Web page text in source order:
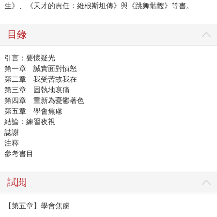
生》、《天才的責任：維根斯坦傳》與《跳舞骷髏》等書。
目錄
引言：要懷疑光
第一章 誠實面對憤怒
第二章 我受苦故我在
第三章 固執地哀痛
第四章 重新為憂鬱著色
第五章 學會焦慮
結論：練習夜視
誌謝
注釋
參考書目
試閱
【第五章】學會焦慮